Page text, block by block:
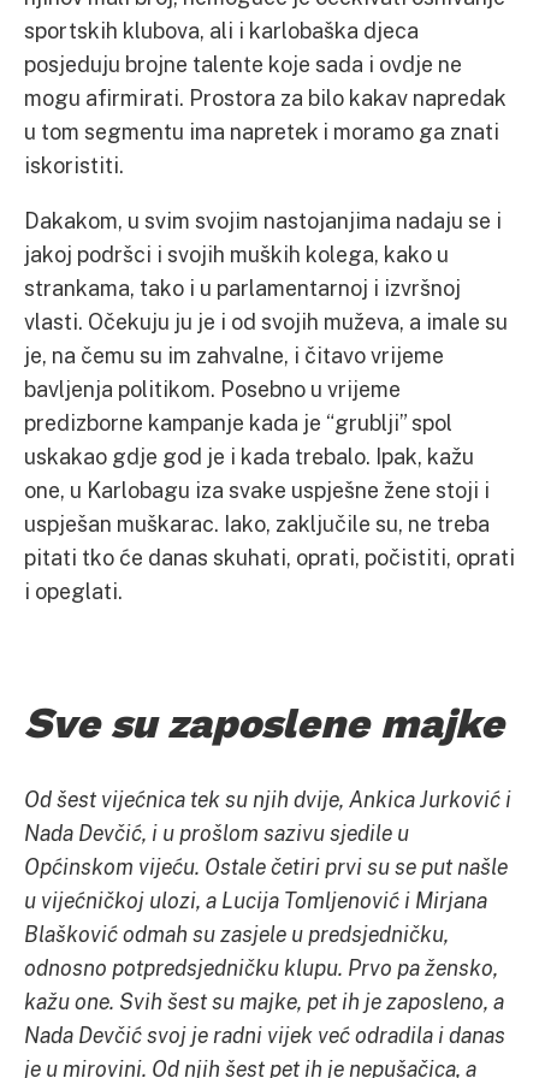
sportskih klubova, ali i karlobaška djeca
posjeduju brojne talente koje sada i ovdje ne
mogu afirmirati. Prostora za bilo kakav napredak
u tom segmentu ima napretek i moramo ga znati
iskoristiti.
Dakakom, u svim svojim nastojanjima nadaju se i
jakoj podršci i svojih muških kolega, kako u
strankama, tako i u parlamentarnoj i izvršnoj
vlasti. Očekuju ju je i od svojih muževa, a imale su
je, na čemu su im zahvalne, i čitavo vrijeme
bavljenja politikom. Posebno u vrijeme
predizborne kampanje kada je “grublji” spol
uskakao gdje god je i kada trebalo. Ipak, kažu
one, u Karlobagu iza svake uspješne žene stoji i
uspješan muškarac. Iako, zaključile su, ne treba
pitati tko će danas skuhati, oprati, počistiti, oprati
i opeglati.
Sve su zaposlene majke
Od šest vijećnica tek su njih dvije, Ankica Jurković i
Nada Devčić, i u prošlom sazivu sjedile u
Općinskom vijeću. Ostale četiri prvi su se put našle
u vijećničkoj ulozi, a Lucija Tomljenović i Mirjana
Blašković odmah su zasjele u predsjedničku,
odnosno potpredsjedničku klupu. Prvo pa žensko,
kažu one. Svih šest su majke, pet ih je zaposleno, a
Nada Devčić svoj je radni vijek već odradila i danas
je u mirovini. Od njih šest pet ih je nepušačica, a